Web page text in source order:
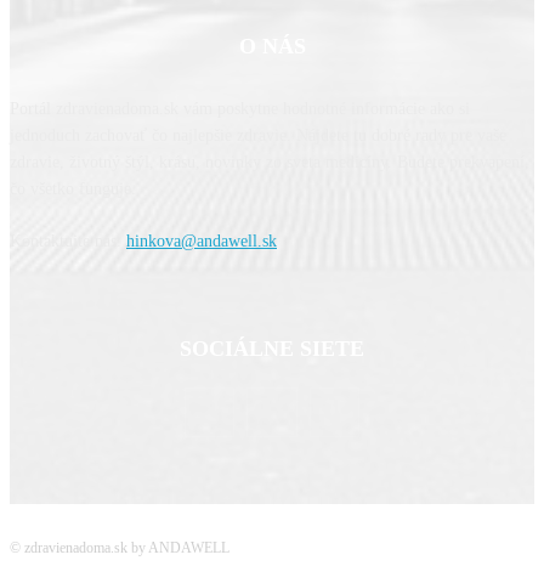
hinkova@andawell.sk
© zdravienadoma.sk by ANDAWELL